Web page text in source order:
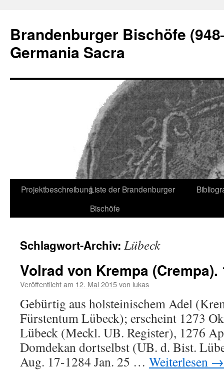
springen
Brandenburger Bischöfe
Germania Sacra
ProjektbeschreibungListe der Brandenburger
Bischöfe
Schlagwort-Archiv: Lübeck
Volrad von Krempa (Crempa).
Veröffentlicht am 12. Mai 2015von lukas
Gebürtig aus holsteinischem Adel
Fürstentum Lübeck); erscheint 1273
Lübeck (Meckl. UB. Register), 1276
Domdekan dortselbst (UB. d. Bist.
Aug. 17-1284 Jan. 25 … Weiterlesen →